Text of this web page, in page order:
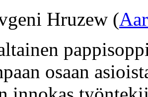
Hruzew (
osaan